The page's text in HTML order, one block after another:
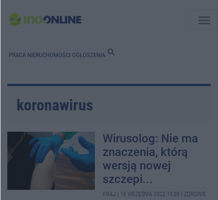
menu
PRACA NIERUCHOMOŚCI OGŁOSZENIA search
koronawirus
Wirusolog: Nie ma
znaczenia, którą
wersją nowej
szczepi...
KRAJ 16 WRZEŚNIA 2022 15:08 ZDROWIE